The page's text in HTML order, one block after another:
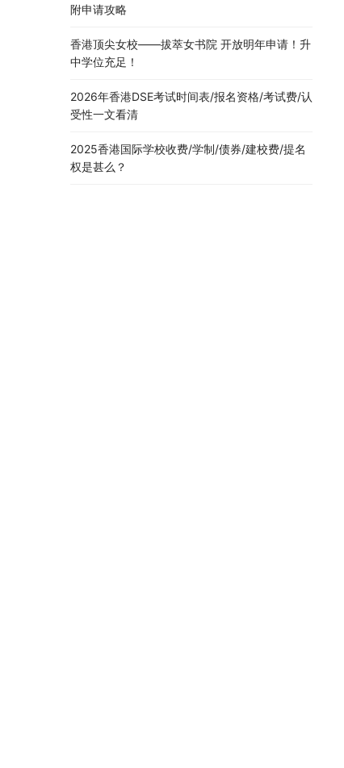
附申请攻略
香港顶尖女校——拔萃女书院 开放明年申请！升
中学位充足！
2026年香港DSE考试时间表/报名资格/考试费/认
受性一文看清
2025香港国际学校收费/学制/债券/建校费/提名
权是甚么？